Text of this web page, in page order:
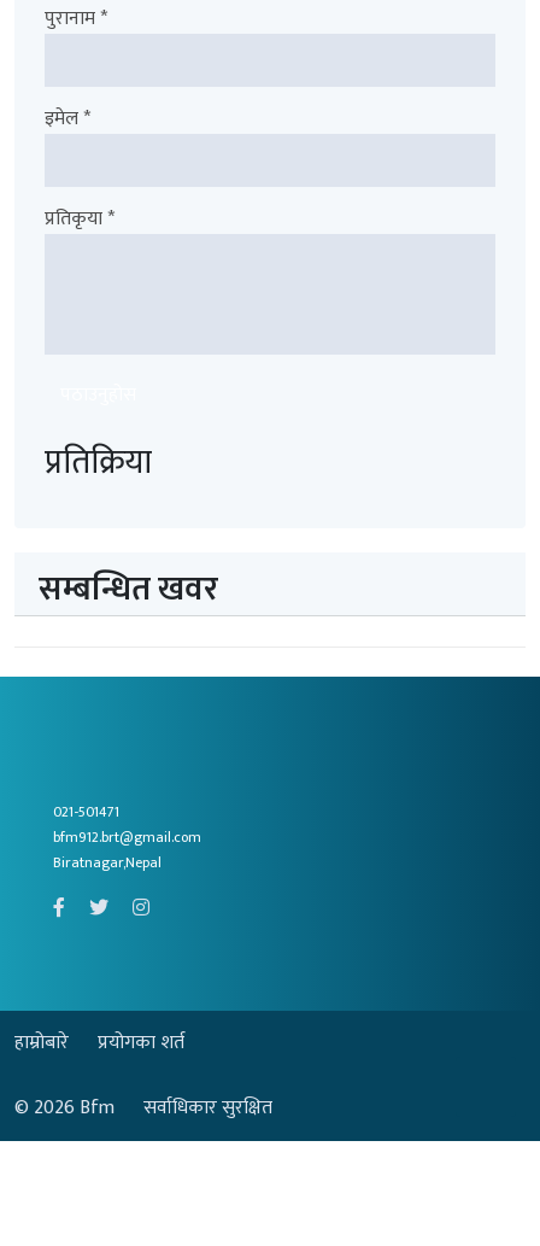
पुरानाम *
इमेल *
प्रतिकृया *
प्रतिक्रिया
सम्बन्धित खवर
021-501471
bfm912.brt@gmail.com
Biratnagar,Nepal
हाम्रोबारे
प्रयोगका शर्त
© 2026Bfm सर्वाधिकार सुरक्षित